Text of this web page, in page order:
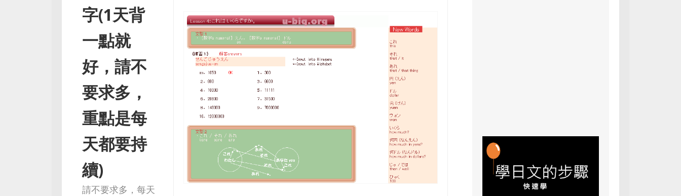
字(1天背
一點就
好，請不
要求多，
重點是每
天都要持
續)
請不要求多，每天